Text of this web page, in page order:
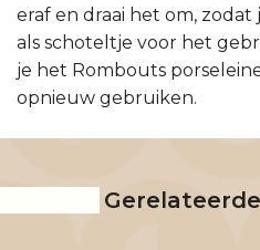
eraf en draai het om,
als schoteltje voor het
je het Rombouts
opnieuw gebruiken.